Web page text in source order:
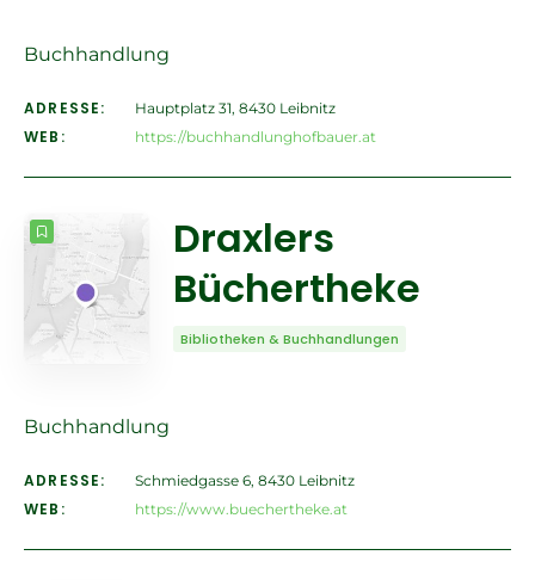
Buchhandlung
ADRESSE: Hauptplatz 31, 8430 Leibnitz
WEB: https://buchhandlunghofbauer.at
Draxlers
Büchertheke
Bibliotheken & Buchhandlungen
Buchhandlung
ADRESSE: Schmiedgasse 6, 8430 Leibnitz
WEB: https://www.buechertheke.at